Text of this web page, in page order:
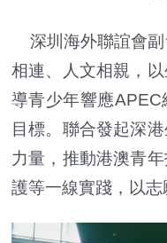
深圳海外聯誼會副
相連、人文相親，
導青少年響應APEC
目標。聯合發起深
力量，推動港澳青
護等一線實踐，以志